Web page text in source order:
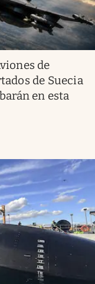
de
de Suecia
en esta